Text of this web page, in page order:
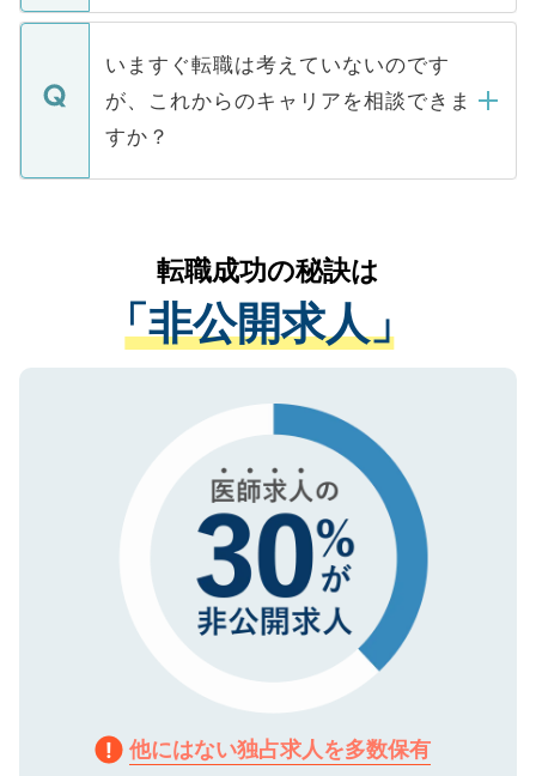
関を公にしてしまうと、応募が殺到する場
に、医療機関が求める条件に合った人材の
みを人材紹介会社に依頼するケースが増え
ています。
定を承諾する必要はありません。内定先へ
の辞退の連絡はキャリアパートナーが行い
個人情報が漏えいすることはありませんの
で、ご安心ください。当サイトからの登録
などで収集したご登録者様の個人情報は、
ご本人のキャリアアップおよび転職活動の
支援を目的に使用いたします。お預かりし
ているすべての個人データはご本人の許可
は、個人情報の取り扱いについての厳密な
管理基準を満たした事業者のみに付与され
る、プライバシーマークを取得済みです。
で、機密保持に関してもご安心ください。
いますぐ転職は考えていないのです
が、これからのキャリアを相談できま
すか？
かがいして、現在の医療機関の状況や紹介
経験をまじえながら、適切なアドバイスを
させていただきます。すぐにご転職をされ
ない方には、長期的なサポートが可能です
ので、まずはご登録ください。
転職成功の秘訣は
「非公開求人」
他にはない独占求人を多数保有